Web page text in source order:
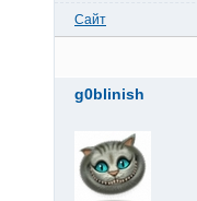
Сайт
g0blinish